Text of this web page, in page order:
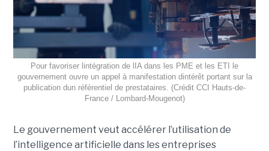
Pour favoriser lintégration de lIA dans les PME et les ETI le
gouvernement ouvre un appel à manifestation dintérêt portant sur la
publication dun référentiel de prestataires. (Crédit CCI Hauts-de-
France / Lombard-Mougenot)
Le gouvernement veut accélérer l’utilisation de
l’intelligence artificielle dans les entreprises